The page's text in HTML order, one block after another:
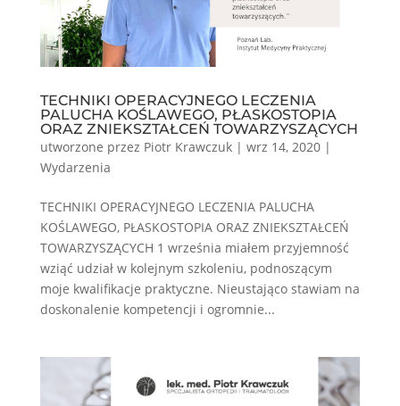
TECHNIKI OPERACYJNEGO LECZENIA
PALUCHA KOŚLAWEGO, PŁASKOSTOPIA
ORAZ ZNIEKSZTAŁCEŃ TOWARZYSZĄCYCH
utworzone przez Piotr Krawczuk| wrz 14, 2020|
Wydarzenia
TECHNIKI OPERACYJNEGO LECZENIA PALUCHA
KOŚLAWEGO, PŁASKOSTOPIA ORAZ ZNIEKSZTAŁCEŃ
TOWARZYSZĄCYCH 1 września miałem przyjemność
wziąć udział w kolejnym szkoleniu, podnoszącym
moje kwalifikacje praktyczne. Nieustająco stawiam na
doskonalenie kompetencji i ogromnie...